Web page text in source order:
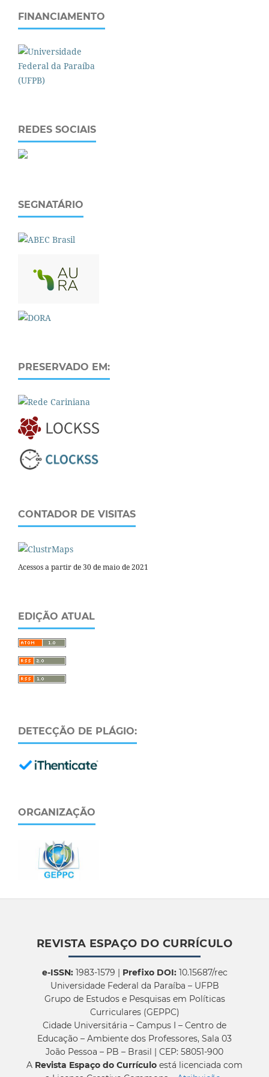
FINANCIAMENTO
REDES SOCIAIS
SEGNATÁRIO
PRESERVADO EM:
CONTADOR DE VISITAS
Acessos a partir de 30 de maio de 2021
EDIÇÃO ATUAL
DETECÇÃO DE PLÁGIO:
ORGANIZAÇÃO
REVISTA ESPAÇO DO CURRÍCULO
e-ISSN:1983-1579 | Prefixo DOI:10.15687/rec
Universidade Federal da Paraíba – UFPB
Grupo de Estudos e Pesquisas em Políticas
Curriculares (GEPPC)
Cidade Universitária – Campus I – Centro de
Educação – Ambiente dos Professores, Sala 03
João Pessoa – PB – Brasil | CEP: 58051-900
A Revista Espaço do Currículo está licenciada com